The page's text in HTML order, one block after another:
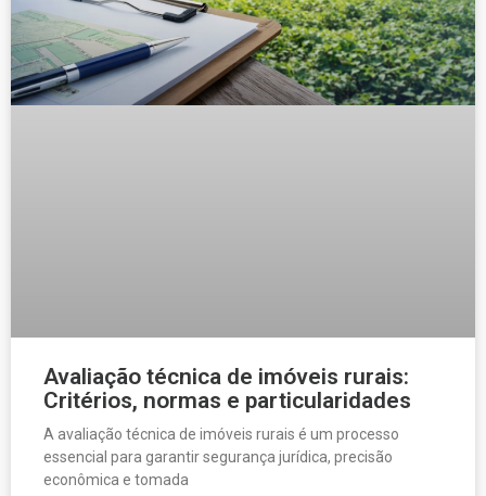
Avaliação técnica de imóveis rurais:
Critérios, normas e particularidades
A avaliação técnica de imóveis rurais é um processo
essencial para garantir segurança jurídica, precisão
econômica e tomada